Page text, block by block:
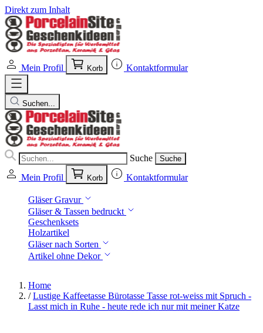
Direkt zum Inhalt
Mein Profil Korb Kontaktformular
Suchen...
Suche Suche
Mein Profil Korb Kontaktformular
Gläser Gravur
Gläser & Tassen bedruckt
Geschenksets
Holzartikel
Gläser nach Sorten
Artikel ohne Dekor
Home
/ Lustige Kaffeetasse Bürotasse Tasse rot-weiss mit Spruch -
Lasst mich in Ruhe - heute rede ich nur mit meiner Katze